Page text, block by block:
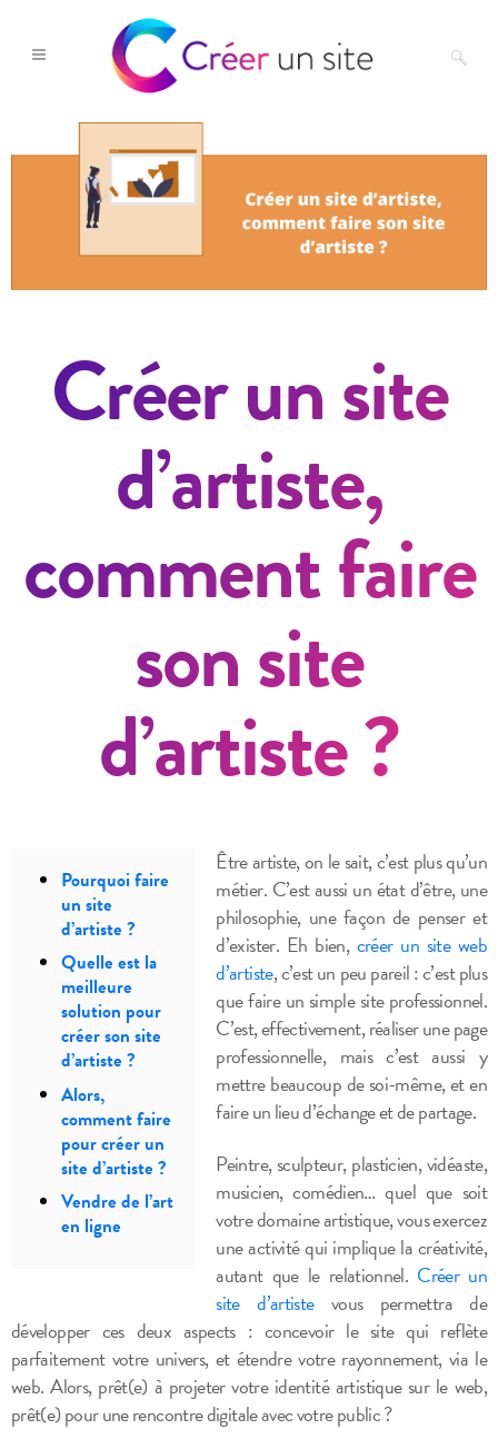
Créer un site
d’artiste,
comment faire
son site
d’artiste ?
Pourquoi faire
un site
d’artiste ?
Quelle est la
meilleure
solution pour
créer son site
d’artiste ?
Alors,
comment faire
pour créer un
site d’artiste ?
Vendre de l’art
en ligne
Être artiste, on le sait, c’est plus qu’un
métier. C’est aussi un état d’être, une
philosophie, une façon de penser et
d’exister. Eh bien, créer un site web
d’artiste, c’est un peu pareil : c’est plus
que faire un simple site professionnel.
C’est, effectivement, réaliser une page
professionnelle, mais c’est aussi y
mettre beaucoup de soi-même, et en
faire un lieu d’échange et de partage.
Peintre, sculpteur, plasticien, vidéaste,
musicien, comédien… quel que soit
votre domaine artistique, vous exercez
une activité qui implique la créativité,
autant que le relationnel. Créer un
site d’artistevous permettra de
développer ces deux aspects : concevoir le site qui reflète
parfaitement votre univers, et étendre votre rayonnement, via le
web.Alors, prêt(e) à projeter votre identité artistique sur le web,
prêt(e) pour une rencontre digitale avec votre public ?